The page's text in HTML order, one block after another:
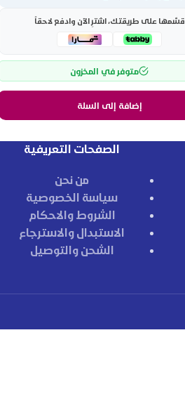
قسّمها على طريقتك، اشترِ الآن وادفع لاحقاً
متوفر في المخزون
إضافة إلى السلة
الصفحات التعريفية
من نحن
سياسة الخصوصية
الشروط والاحكام
الاستبدال والاسترجاع
الشحن والتوصيل